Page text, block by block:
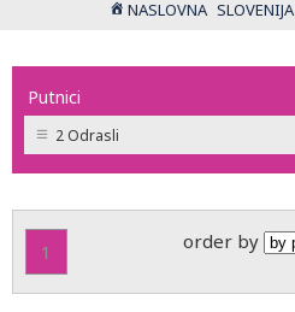
NASLOVNA SLOVENIJA
Putnici
2 Odrasli
1 order by